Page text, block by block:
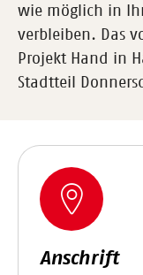
wie möglich in
verbleiben. Das
Projekt Hand in
Stadtteil
Anschrift